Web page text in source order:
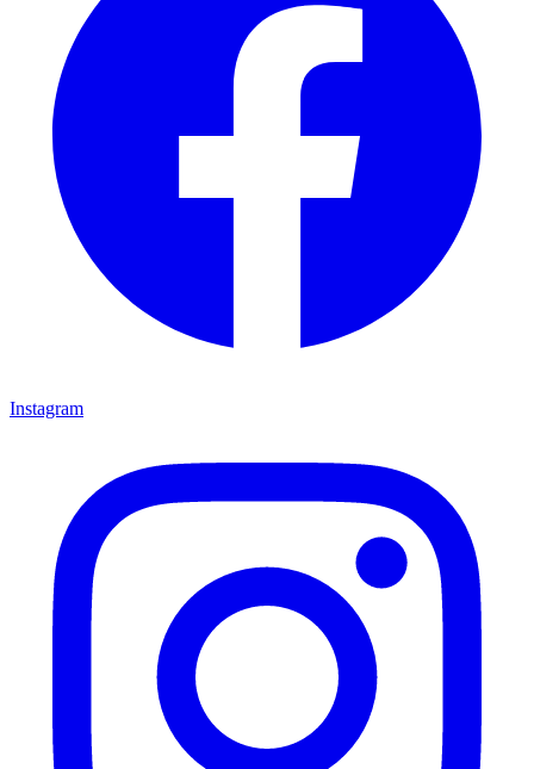
Instagram